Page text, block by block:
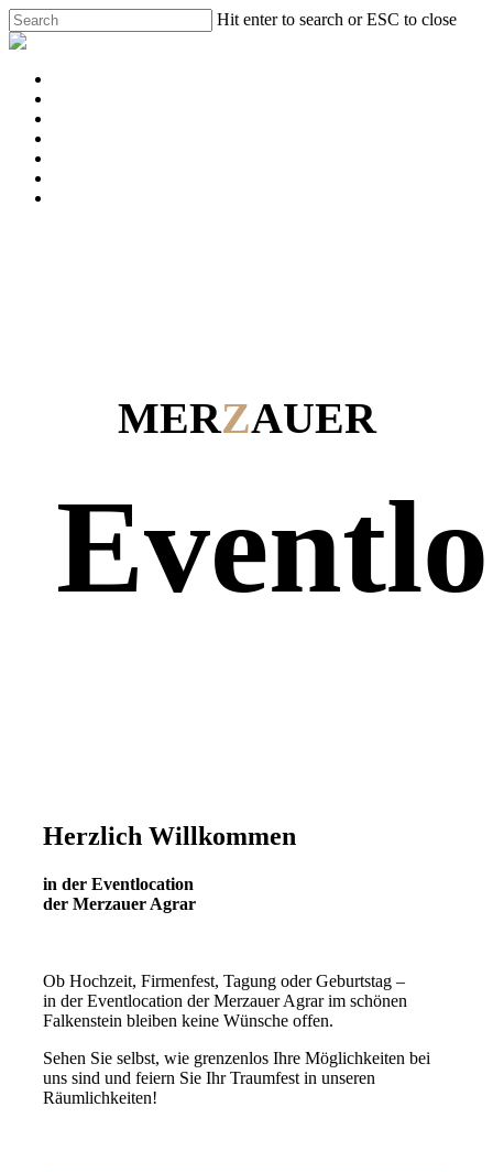
Skip
to
content
Hit enter to search or ESC to close
Close
Menu
MERZAUER
Herzlich Willkommen
in der Eventlocation
der Merzauer Agrar
Ob Hochzeit, Firmenfest, Tagung oder Geburtstag –
in der Eventlocation der Merzauer Agrar im schönen
Falkenstein bleiben keine Wünsche offen.
Sehen Sie selbst, wie grenzenlos Ihre Möglichkeiten bei
uns sind und feiern Sie Ihr Traumfest in unseren
Räumlichkeiten!